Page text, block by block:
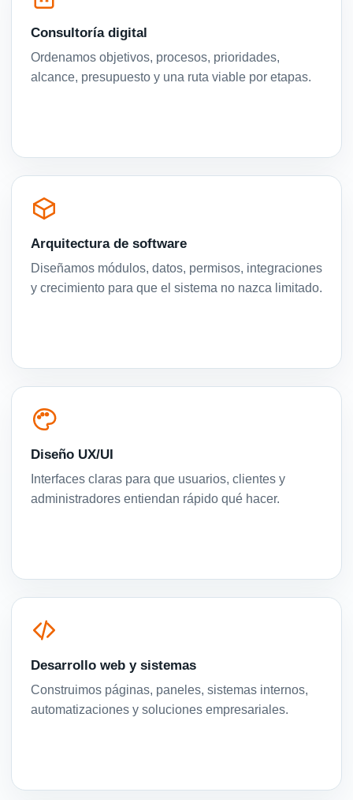
Consultoría digital
Ordenamos objetivos, procesos, prioridades,
alcance, presupuesto y una ruta viable por etapas.
Arquitectura de software
Diseñamos módulos, datos, permisos, integraciones
y crecimiento para que el sistema no nazca limitado.
Diseño UX/UI
Interfaces claras para que usuarios, clientes y
administradores entiendan rápido qué hacer.
Desarrollo web y sistemas
Construimos páginas, paneles, sistemas internos,
automatizaciones y soluciones empresariales.